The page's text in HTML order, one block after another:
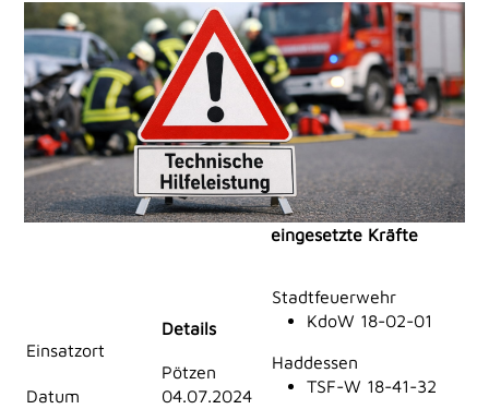
Einsatzort
Details
Pötzen
Datum
04.07.2024
eingesetzte Kräfte
Stadtfeuerwehr
KdoW 18-02-01
Haddessen
TSF-W 18-41-32